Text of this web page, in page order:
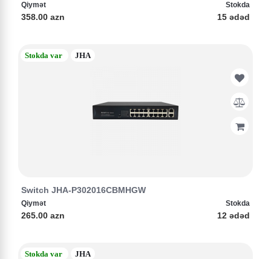
Qiymət
358.00 azn
Stokda
15 ədəd
Stokda var JHA
Switch JHA-P302016CBMHGW
Qiymət
265.00 azn
Stokda
12 ədəd
Stokda var JHA